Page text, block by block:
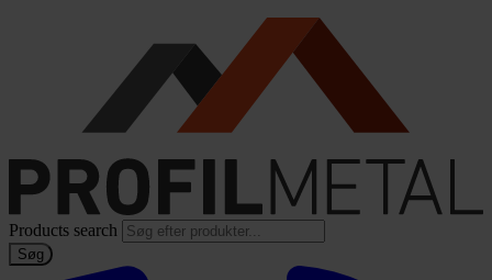
Products search
Søg